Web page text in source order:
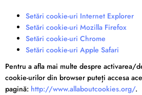
Setări cookie-uri Internet Explorer
Setări cookie-uri Mozilla Firefox
Setări cookie-uri Chrome
Setări cookie-uri Apple Safari
Pentru a afla mai multe despre activarea/
cookie-urilor din browser puteți accesa
pagină: http://www.allaboutcookies.org/.